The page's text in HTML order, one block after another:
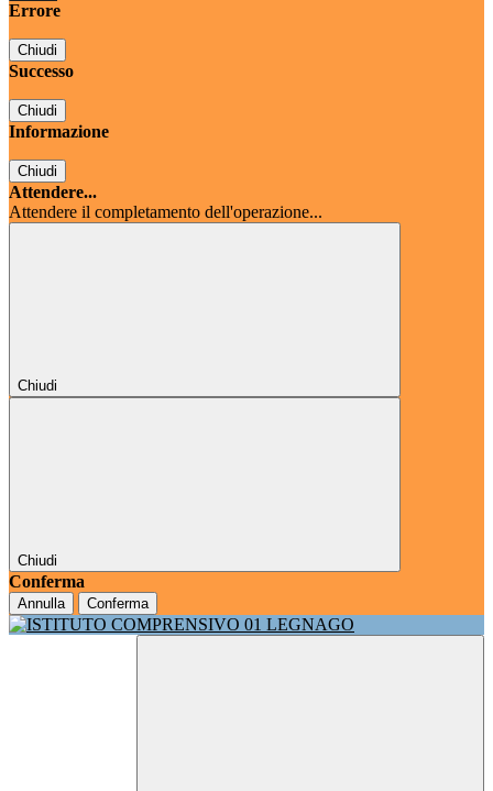
Errore
Chiudi
Successo
Chiudi
Informazione
Chiudi
Attendere...
Attendere il completamento dell'operazione...
Chiudi
Chiudi
Conferma
Annulla Conferma